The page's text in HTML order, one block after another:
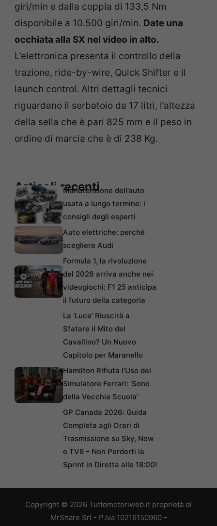
giri/min e dalla coppia di 133,5 Nm
disponibile a 10.500 giri/min. Date una
occhiata alla SX nel video in alto.
L’elettronica presenta il controllo della
trazione, ride-by-wire, Quick Shifter e il
launch control. Altri dettagli tecnici
riguardano il serbatoio da 17 litri, l’altezza
della sella che è pari 825 mm e il peso in
ordine di marcia che è di 238 Kg.
Articoli recentiManutenzione dell’auto
usata a lungo termine: i
consigli degli esperti
Auto elettriche: perché
scegliere Audi
Formula 1, la rivoluzione
del 2026 arriva anche nei
videogiochi: F1 25 anticipa
il futuro della categoria
La ‘Luce’ Riuscirà a
Sfatare il Mito del
Cavallino? Un Nuovo
Capitolo per Maranello
Hamilton Rifiuta l’Uso del
Simulatore Ferrari: ‘Sono
della Vecchia Scuola’
GP Canada 2026: Guida
Completa agli Orari di
Trasmissione su Sky, Now
e TV8 – Non Perderti la
Sprint in Diretta alle 18:00!
Copyright © 2026 Tuttomotoriweb.it proprietà di
MrShare Srl - P.Iva 10216150960 -